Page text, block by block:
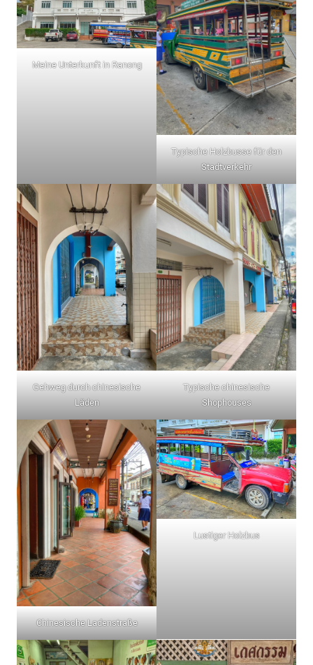
Meine Unterkunft in Ranong
Typische Holzbusse für den
Stadtverkehr
Gehweg durch chinesische
Läden
Typische chinesische
Shophouses
Chinesische Ladenstraße
Lustiger Holzbus